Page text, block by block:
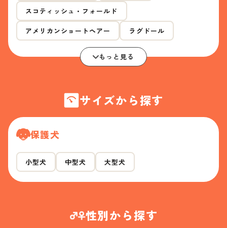
スコティッシュ・フォールド
アメリカンショートヘアー ラグドール
もっと見る
サイズから探す
保護犬
小型犬 中型犬 大型犬
性別から探す